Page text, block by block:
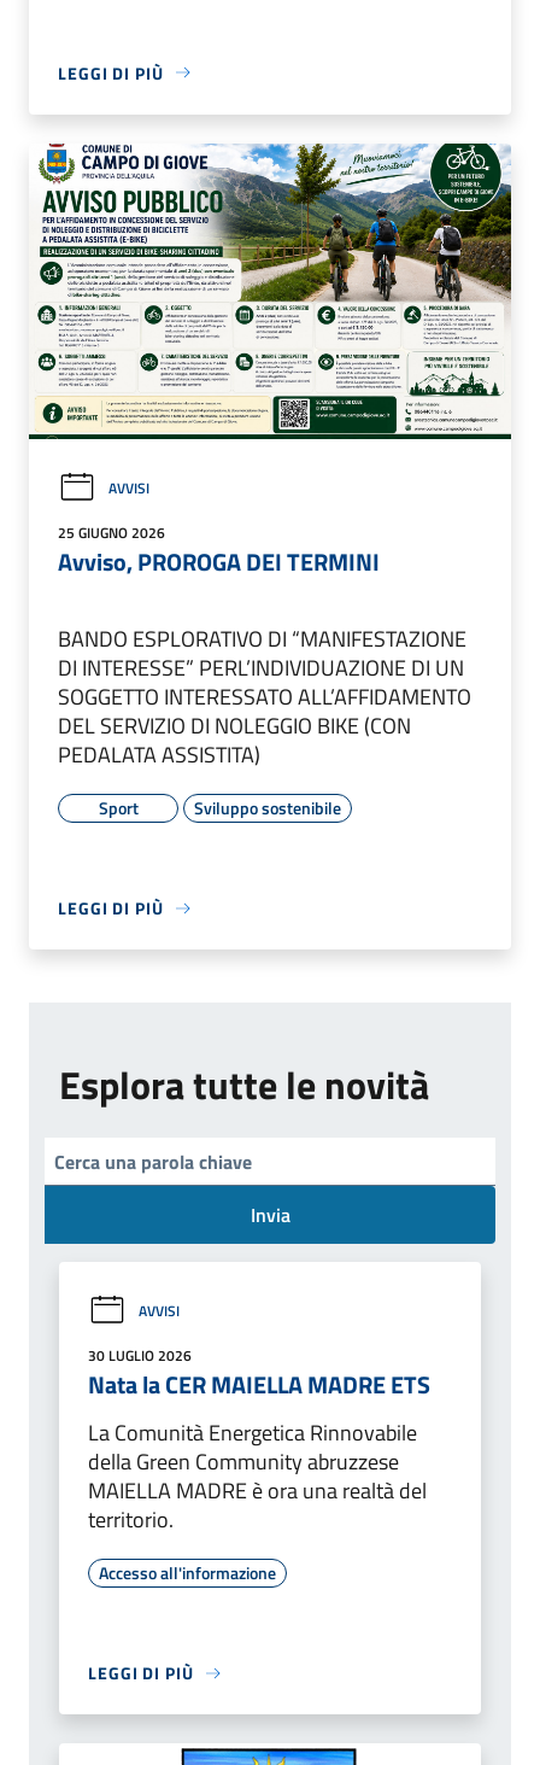
LEGGI DI PIÙ
AVVISI
25 GIUGNO 2026
Avviso, PROROGA DEI TERMINI
BANDO ESPLORATIVO DI “MANIFESTAZIONE
DI INTERESSE” PERL’INDIVIDUAZIONE DI UN
SOGGETTO INTERESSATO ALL’AFFIDAMENTO
DEL SERVIZIO DI NOLEGGIO BIKE (CON
PEDALATA ASSISTITA)
Sport Sviluppo sostenibile
LEGGI DI PIÙ
Esplora tutte le novità
Invia
AVVISI
30 LUGLIO 2026
Nata la CER MAIELLA MADRE ETS
La Comunità Energetica Rinnovabile
della Green Community abruzzese
MAIELLA MADRE è ora una realtà del
territorio.
Accesso all'informazione
LEGGI DI PIÙ